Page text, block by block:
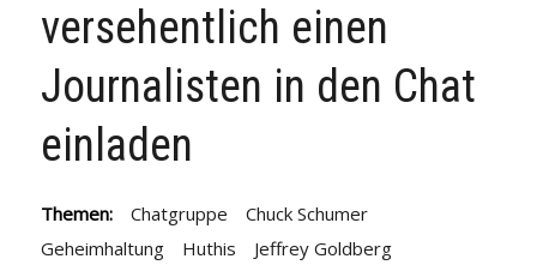
versehentlich einen
Journalisten in den Chat
einladen
Themen: Chatgruppe
Chuck Schumer
Geheimhaltung
Huthis
Jeffrey Goldberg